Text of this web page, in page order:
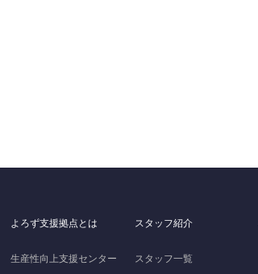
よろず支援拠点とは
生産性向上支援センター
スタッフ紹介
スタッフ一覧